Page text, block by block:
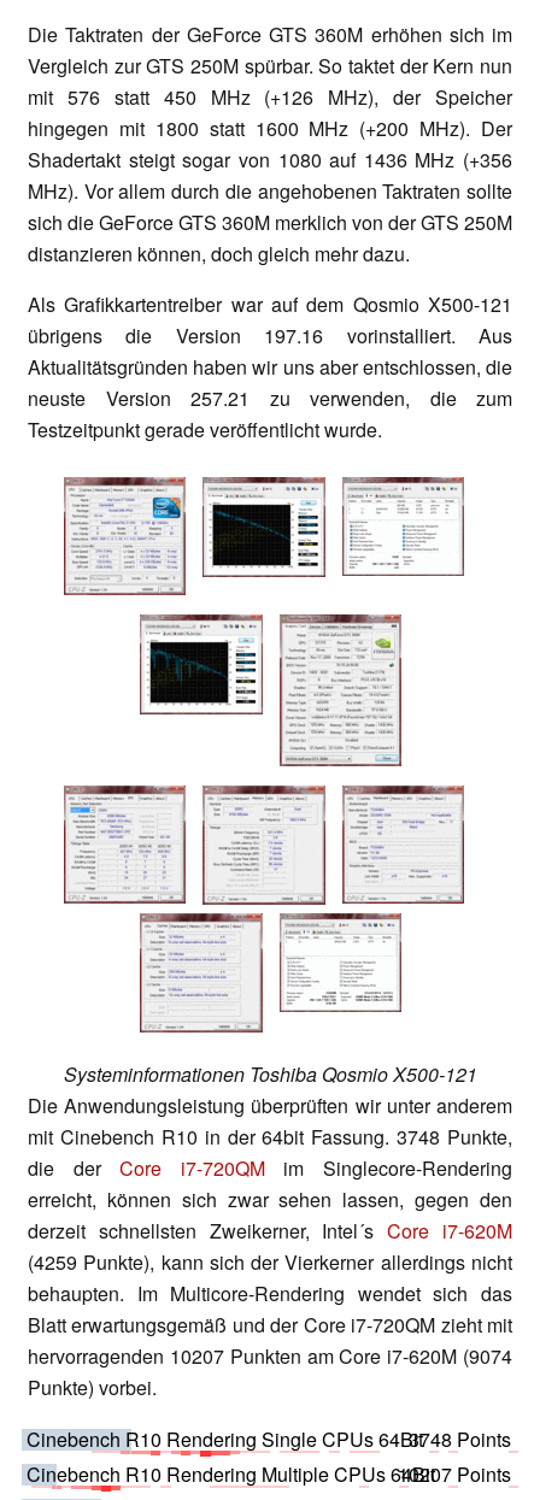
Die Taktraten der GeForce GTS 360M erhöhen sich im
Vergleich zur GTS 250M spürbar. So taktet der Kern nun
mit 576 statt 450 MHz (+126 MHz), der Speicher
hingegen mit 1800 statt 1600 MHz (+200 MHz). Der
Shadertakt steigt sogar von 1080 auf 1436 MHz (+356
MHz). Vor allem durch die angehobenen Taktraten sollte
sich die GeForce GTS 360M merklich von der GTS 250M
distanzieren können, doch gleich mehr dazu.
Als Grafikkartentreiber war auf dem Qosmio X500-121
übrigens die Version 197.16 vorinstalliert. Aus
Aktualitätsgründen haben wir uns aber entschlossen, die
neuste Version 257.21 zu verwenden, die zum
Testzeitpunkt gerade veröffentlicht wurde.
Systeminformationen Toshiba Qosmio X500-121
Die Anwendungsleistung überprüften wir unter anderem
mit Cinebench R10 in der 64bit Fassung. 3748 Punkte,
die derCore i7-720QMim Singlecore-Rendering
erreicht, können sich zwar sehen lassen, gegen den
derzeit schnellsten Zweikerner, Intel´sCore i7-620M
(4259 Punkte), kann sich der Vierkerner allerdings nicht
behaupten. Im Multicore-Rendering wendet sich das
Blatt erwartungsgemäß und der Core i7-720QM zieht mit
hervorragenden 10207 Punkten am Core i7-620M (9074
Punkte) vorbei.
Cinebench R10 Rendering Single CPUs 64Bit3748 Points
Cinebench R10 Rendering Multiple CPUs 64Bit10207 Points